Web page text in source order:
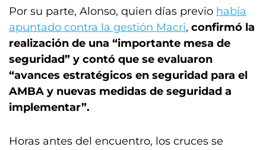
Por su parte, Alonso, quien días previo había
apuntado contra la gestión Macri, confirmó la
realización de una “importante mesa de
seguridad” y contó que se evaluaron
“avances estratégicos en seguridad para el
AMBA y nuevas medidas de seguridad a
implementar”.
Horas antes del encuentro, los cruces se